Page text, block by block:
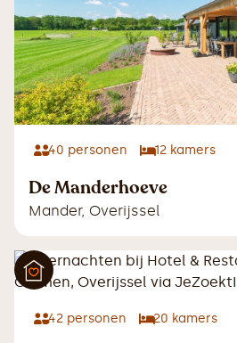
40 personen 12 kamers
De Manderhoeve
Mander, Overijssel
42 personen 20 kamers